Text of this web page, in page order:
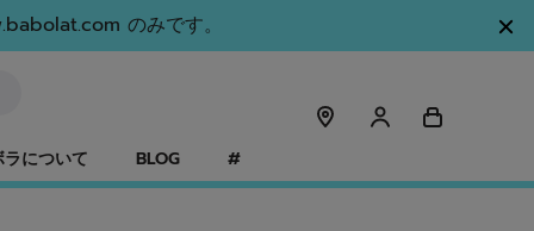
のみです。
について BLOG #